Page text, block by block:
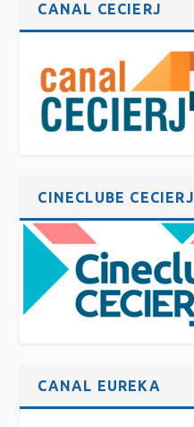
CANAL CECIERJ
CINECLUBE CECIERJ
CANAL EUREKA